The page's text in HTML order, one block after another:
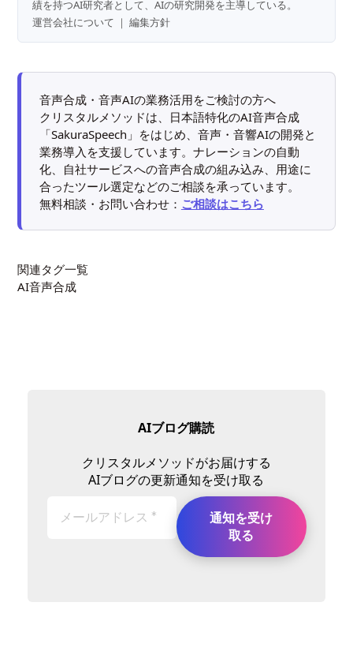
績を持つAI研究者として、AIの研究開発を主導している。
運営会社について ｜編集方針
音声合成・音声AIの業務活用をご検討の方へ
クリスタルメソッドは、日本語特化のAI音声合成
「SakuraSpeech」をはじめ、音声・音響AIの開発と
業務導入を支援しています。ナレーションの自動
化、自社サービスへの音声合成の組み込み、用途に
合ったツール選定などのご相談を承っています。
無料相談・お問い合わせ： ご相談はこちら
関連タグ一覧
AI音声合成
AIブログ購読
クリスタルメソッドがお届けする
AIブログの更新通知を受け取る